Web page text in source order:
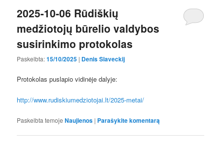
2025-10-06 Rūdiškių
medžiotojų būrelio valdybos
susirinkimo protokolas
Paskelbta:15/10/2025 | Denis Slaveckij
Protokolas puslapio vidinėje dalyje:
http://www.rudiskiumedziotojai.lt/2025-metai/
Paskelbta temoje Naujienos | Parašykite komentarą